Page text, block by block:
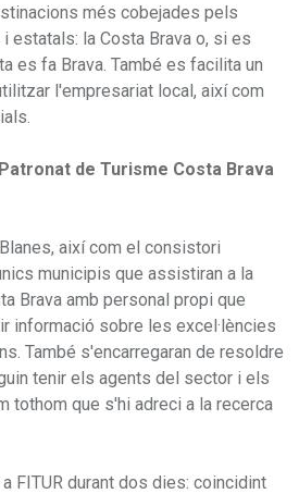
més cobejades pels
estatals: la Costa Brava o, si es
es fa Brava. També es facilita un
l'empresariat local, així com
de Turisme Costa Brava
així com el consistori
municipis que assistiran a la
Brava amb personal propi que
informació sobre les excel·lències
També s'encarregaran de resoldre
tenir els agents del sector i els
tothom que s'hi adreci a la recerca
FITUR durant dos dies: coincidint